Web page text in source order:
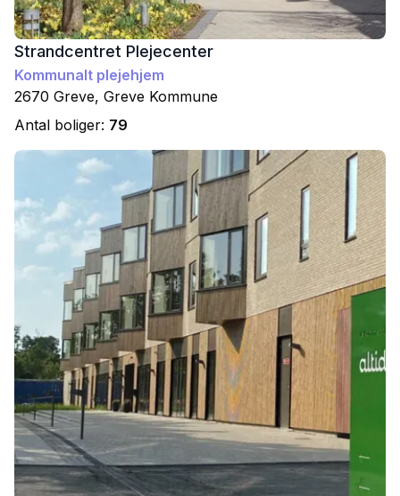
Strandcentret Plejecenter
Kommunalt plejehjem
2670 Greve, Greve Kommune
Antal boliger: 79